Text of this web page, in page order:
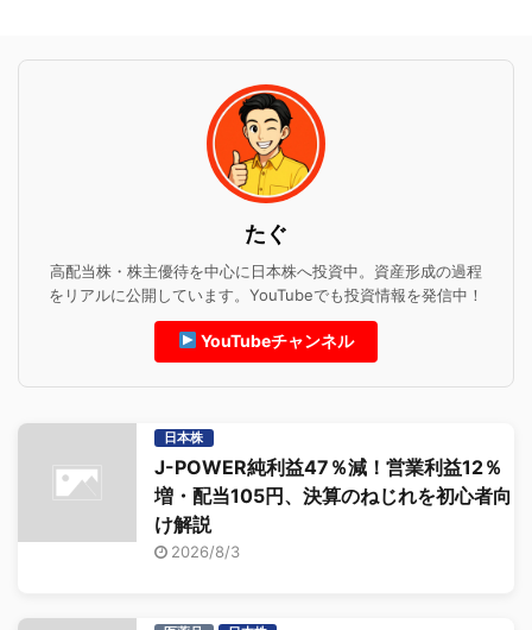
たぐ
高配当株・株主優待を中心に日本株へ投資中。資産形成の過程
をリアルに公開しています。YouTubeでも投資情報を発信中！
YouTubeチャンネル
日本株
J-POWER純利益47％減！営業利益12％
増・配当105円、決算のねじれを初心者向
け解説
2026/8/3